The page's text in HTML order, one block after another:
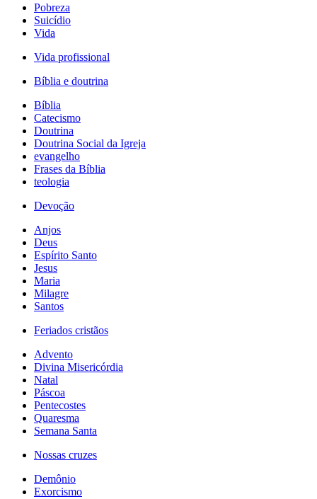
Pobreza
Suicídio
Vida
Vida profissional
Bíblia e doutrina
Bíblia
Catecismo
Doutrina
Doutrina Social da Igreja
evangelho
Frases da Bíblia
teologia
Devoção
Anjos
Deus
Espírito Santo
Jesus
Maria
Milagre
Santos
Feriados cristãos
Advento
Divina Misericórdia
Natal
Páscoa
Pentecostes
Quaresma
Semana Santa
Nossas cruzes
Demônio
Exorcismo